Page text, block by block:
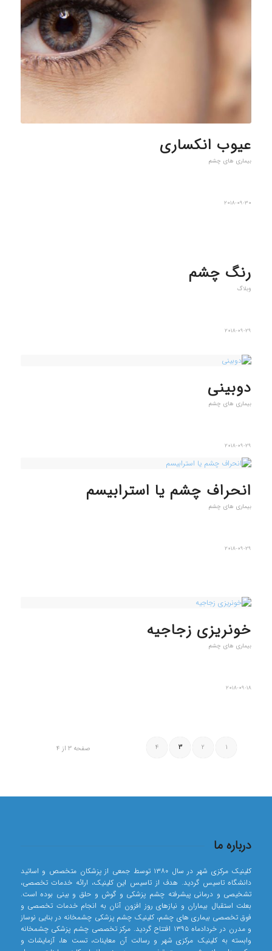
عیوب انکساری
بیماری های چشم
2018-09-30
رنگ چشم
وبلاگ
2018-09-29
دوبینی
بیماری های چشم
2018-09-29
انحراف چشم یا استرابیسم
بیماری های چشم
2018-09-29
خونریزی زجاجیه
بیماری های چشم
2018-09-18
صفحه 3 از 4 1
2
3
4
درباره ما
کلینیک مرکزی شهر در سال ۱۳۸۰ توسط جمعی از پزشکان متخصص و اساتید
دانشگاه تاسیس گردید. هدف از تاسیس این کلینیک، ارائه خدمات تخصصی،
تشخیصی و درمانی پیشرفته چشم پزشکی و گوش و حلق و بینی بوده است.
بعلت استقبال بیماران و نیازهای روز افزون آنان به انجام خدمات تخصصی و
فوق تخصصی بیماری های چشم، کلینیک چشم پزشکی چشمخانه در بنایی نوساز
و مدرن در خردادماه ۱۳۹۵ افتتاح گردید. مرکز تخصصی چشم پزشکی چشمخانه
وابسته به کلینیک مرکزی شهر و رسالت آن معاینات، تست ها، آزمایشات و